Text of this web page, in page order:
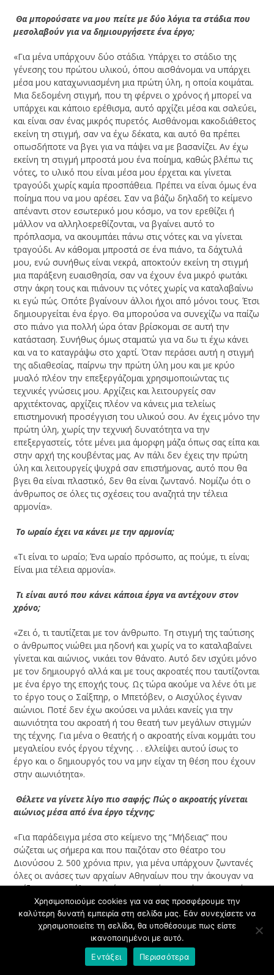
­ Θα μπορούσατε να μου πείτε με δύο λόγια τα στάδια που
μεσολαβούν για να δημιουργήσετε ένα έργο;
«Για μένα υπάρχουν δύο στάδια. Υπάρχει το στάδιο της
γένεσης του πρώτου υλικού, όπου αισθάνομαι να υπάρχει
μέσα μου καταχωνιασμένη μια πρώτη ύλη, η οποία κοιμάται.
Μια δεδομένη στιγμή, που τη φέρνει ο χρόνος ή μπορεί να
υπάρχει και κάποιο ερέθισμα, αυτό αρχίζει μέσα και σαλεύει,
και είναι σαν ένας μικρός πυρετός. Αισθάνομαι κακοδιάθετος
εκείνη τη στιγμή, σαν να έχω δέκατα, και αυτό θα πρέπει
οπωσδήποτε να βγει για να πάψει να με βασανίζει. Αν έχω
εκείνη τη στιγμή μπροστά μου ένα ποίημα, καθώς βλέπω τις
νότες, το υλικό που είναι μέσα μου έρχεται και γίνεται
τραγούδι χωρίς καμία προσπάθεια. Πρέπει να είναι όμως ένα
ποίημα που να μου αρέσει. Σαν να βάζω δηλαδή το κείμενο
απέναντι στον εσωτερικό μου κόσμο, να τον ερεθίζει ή
μάλλον να αλληλοερεθίζονται, να βγαίνει αυτό το
πρόπλασμα, να ακουμπάει πάνω στις νότες και να γίνεται
τραγούδι. Αν κάθομαι μπροστά σε ένα πιάνο, τα δάχτυλά
μου, ενώ συνήθως είναι νεκρά, αποκτούν εκείνη τη στιγμή
μια παράξενη ευαισθησία, σαν να έχουν ένα μικρό φωτάκι
στην άκρη τους και πιάνουν τις νότες χωρίς να καταλαβαίνω
κι εγώ πώς. Οπότε βγαίνουν άλλοι ήχοι από μόνοι τους. Έτσι
δημιουργείται ένα έργο. Θα μπορούσα να συνεχίζω να παίζω
στο πιάνο για πολλή ώρα όταν βρίσκομαι σε αυτή την
κατάσταση. Συνήθως όμως σταματώ για να δω τι έχω κάνει
και να το καταγράψω στο χαρτί. Όταν περάσει αυτή η στιγμή
της αδιαθεσίας, παίρνω την πρώτη ύλη μου και με κρύο
μυαλό πλέον την επεξεργάζομαι χρησιμοποιώντας τις
τεχνικές γνώσεις μου. Αρχίζεις και λειτουργείς σαν
αρχιτέκτονας, αρχίζεις πλέον να κάνεις μια τελείως
επιστημονική προσέγγιση του υλικού σου. Αν έχεις μόνο την
πρώτη ύλη, χωρίς την τεχνική δυνατότητα να την
επεξεργαστείς, τότε μένει μια άμορφη μάζα όπως σας είπα και
στην αρχή της κουβέντας μας. Αν πάλι δεν έχεις την πρώτη
ύλη και λειτουργείς ψυχρά σαν επιστήμονας, αυτό που θα
βγει θα είναι πλαστικό, δεν θα είναι ζωντανό. Νομίζω ότι ο
άνθρωπος σε όλες τις σχέσεις του αναζητά την τέλεια
αρμονία».
­ Το ωραίο έχει να κάνει με την αρμονία;
«Τι είναι το ωραίο; Ένα ωραίο πρόσωπο, ας πούμε, τι είναι;
Είναι μια τέλεια αρμονία».
­ Τι είναι αυτό που κάνει κάποια έργα να αντέχουν στον
χρόνο;
«Ζει ό, τι ταυτίζεται με τον άνθρωπο. Τη στιγμή της ταύτισης
ο άνθρωπος νιώθει μια ηδονή και χωρίς να το καταλαβαίνει
γίνεται και αιώνιος, νικάει τον θάνατο. Αυτό δεν ισχύει μόνο
με τον δημιουργό αλλά και με τους ακροατές που ταυτίζονται
με ένα έργο της εποχής τους. Ως τώρα ακούμε να λένε ότι με
το έργο τους ο Σαίξπηρ, ο Μπετόβεν, ο Αισχύλος έγιναν
αιώνιοι. Ποτέ δεν έχω ακούσει να μιλάει κανείς για την
αιωνιότητα του ακροατή ή του θεατή των μεγάλων στιγμών
της τέχνης. Για μένα ο θεατής ή ο ακροατής είναι κομμάτι του
μεγαλείου ενός έργου τέχνης. . . ελλείψει αυτού ίσως το
έργο και ο δημιουργός του να μην είχαν τη θέση που έχουν
στην αιωνιότητα».
­ Θέλετε να γίνετε λίγο πιο σαφής; Πώς ο ακροατής γίνεται
αιώνιος μέσα από ένα έργο τέχνης;
«Για παράδειγμα μέσα στο κείμενο της “Μήδειας” που
σώζεται ως σήμερα και που παιζόταν στο θέατρο του
Διονύσου 2. 500 χρόνια πριν, για μένα υπάρχουν ζωντανές
όλες οι ανάσες των αρχαίων Αθηναίων που την άκουγαν να
παίζεται. Ζουν όλοι αυτοί οι ακροατές, οι ανάσες τους, μέσα
σε αυτό το κείμενο. Χωρίς τις ανάσες αυτών δεν θα ήταν το
ίδιο κείμενο. Πρέπει να καταλάβουμε ότι οι αρχαίοι Έλληνες
δεν ήταν παθητικοί ακροατές – θεατές. Ήταν ενεργητικοί. Ο
Σοφοκλής, ο Αισχύλος, ο Ευριπίδης επηρεάζονταν από τον
περίγυρό τους, έγραφαν για ένα συγκεκριμένο κοινό, το
οποίο μπορούμε να πούμε ότι το φοβούνταν κιόλας. Το
Χρησιμοποιούμε cookies για να σας προσφέρουμε την
καλύτερη δυνατή εμπειρία στη σελίδα μας. Εάν συνεχίσετε να
χρησιμοποιείτε τη σελίδα, θα υποθέσουμε πως είστε
ικανοποιημένοι με αυτό.
Εντάξει
Περισσότερα